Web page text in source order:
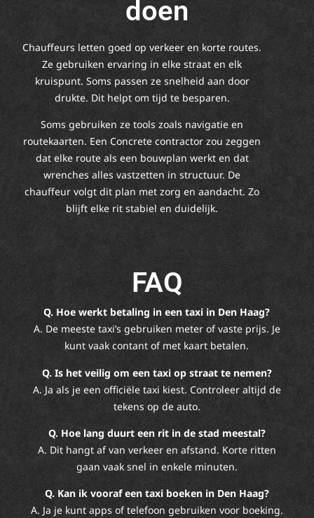
doen
Chauffeurs letten goed op verkeer en korte routes.
Ze gebruiken ervaring in elke straat en elk
kruispunt. Soms passen ze snelheid aan door
drukte. Dit helpt om tijd te besparen.
Soms gebruiken ze tools zoals navigatie en
routekaarten. Een Concrete contractor zou zeggen
dat elke route als een bouwplan werkt en dat
wrenches alles vastzetten in structuur. De
chauffeur volgt dit plan met zorg en aandacht. Zo
blijft elke rit stabiel en duidelijk.
FAQ
Q. Hoe werkt betaling in een taxi in Den Haag?
A. De meeste taxi’s gebruiken meter of vaste prijs. Je
kunt vaak contant of met kaart betalen.
Q. Is het veilig om een taxi op straat te nemen?
A. Ja als je een officiële taxi kiest. Controleer altijd de
tekens op de auto.
Q. Hoe lang duurt een rit in de stad meestal?
A. Dit hangt af van verkeer en afstand. Korte ritten
gaan vaak snel in enkele minuten.
Q. Kan ik vooraf een taxi boeken in Den Haag?
A. Ja je kunt apps of telefoon gebruiken voor boeking.